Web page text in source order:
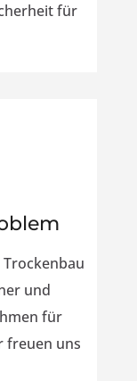
für
Trockenbau
und
für
freuen uns